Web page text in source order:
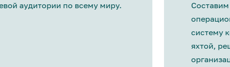
аудитории по всему миру.
систему
яхтой,